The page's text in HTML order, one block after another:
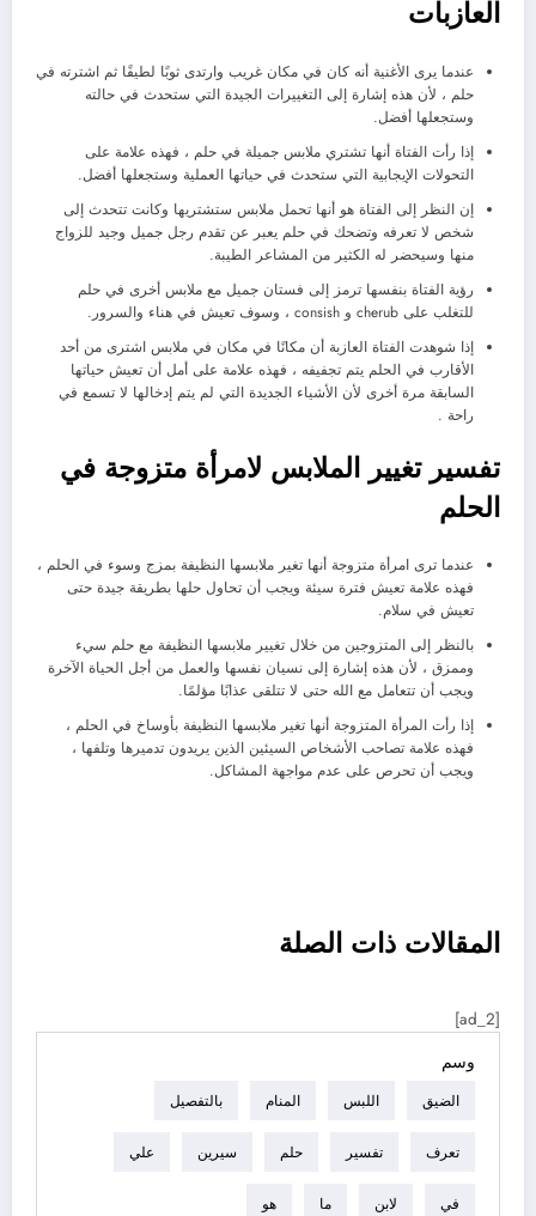
العازبات
عندما يرى الأغنية أنه كان في مكان غريب وارتدى ثوبًا لطيفًا ثم اشترته في
حلم ، لأن هذه إشارة إلى التغييرات الجيدة التي ستحدث في حالته
وستجعلها أفضل.
إذا رأت الفتاة أنها تشتري ملابس جميلة في حلم ، فهذه علامة على
التحولات الإيجابية التي ستحدث في حياتها العملية وستجعلها أفضل.
إن النظر إلى الفتاة هو أنها تحمل ملابس ستشتريها وكانت تتحدث إلى
شخص لا تعرفه وتضحك في حلم يعبر عن تقدم رجل جميل وجيد للزواج
منها وسيحضر له الكثير من المشاعر الطيبة.
رؤية الفتاة بنفسها ترمز إلى فستان جميل مع ملابس أخرى في حلم
للتغلب على cherub و consish ، وسوف تعيش في هناء والسرور.
إذا شوهدت الفتاة العازبة أن مكانًا في مكان في ملابس اشترى من أحد
الأقارب في الحلم يتم تجفيفه ، فهذه علامة على أمل أن تعيش حياتها
السابقة مرة أخرى لأن الأشياء الجديدة التي لم يتم إدخالها لا تسمع في
راحة .
تفسير تغيير الملابس لامرأة متزوجة في
الحلم
عندما ترى امرأة متزوجة أنها تغير ملابسها النظيفة بمزج وسوء في الحلم ،
فهذه علامة تعيش فترة سيئة ويجب أن تحاول حلها بطريقة جيدة حتى
تعيش في سلام.
بالنظر إلى المتزوجين من خلال تغيير ملابسها النظيفة مع حلم سيء
وممزق ، لأن هذه إشارة إلى نسيان نفسها والعمل من أجل الحياة الآخرة
ويجب أن تتعامل مع الله حتى لا تتلقى عذابًا مؤلمًا.
إذا رأت المرأة المتزوجة أنها تغير ملابسها النظيفة بأوساخ في الحلم ،
فهذه علامة تصاحب الأشخاص السيئين الذين يريدون تدميرها وتلفها ،
ويجب أن تحرص على عدم مواجهة المشاكل.
تصفح
المقالات ذات الصلة
[ad_2]
وسم
الضيق اللبس المنام بالتفصيل
تعرف تفسير حلم سيرين علي
في لابن ما هو